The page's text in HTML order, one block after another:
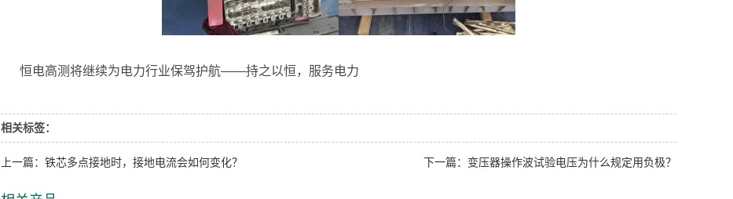
恒电高测将继续为电力行业保驾护航——持之以恒，服务电力
相关标签：
上一篇：铁芯多点接地时，接地电流会如何变化？ 下一篇：变压器操作波试验电压为什么规定用负极？